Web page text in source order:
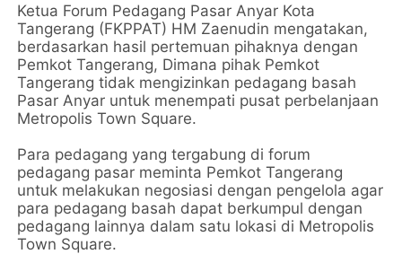
Ketua Forum Pedagang Pasar Anyar Kota
Tangerang (FKPPAT) HM Zaenudin mengatakan,
berdasarkan hasil pertemuan pihaknya dengan
Pemkot Tangerang, Dimana pihak Pemkot
Tangerang tidak mengizinkan pedagang basah
Pasar Anyar untuk menempati pusat perbelanjaan
Metropolis Town Square.
Para pedagang yang tergabung di forum
pedagang pasar meminta Pemkot Tangerang
untuk melakukan negosiasi dengan pengelola agar
para pedagang basah dapat berkumpul dengan
pedagang lainnya dalam satu lokasi di Metropolis
Town Square.